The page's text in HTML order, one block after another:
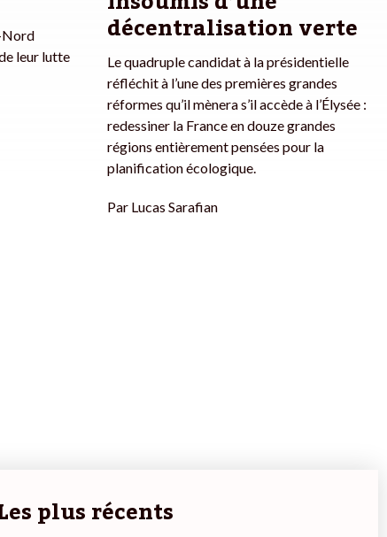
Nord
leur lutte
décentralisation verte
Le quadruple candidat à la présidentielle
réfléchit à l’une des premières grandes
réformes qu’il mènera s’il accède à l’Élysée :
redessiner la France en douze grandes
régions entièrement pensées pour la
planification écologique.
Par Lucas Sarafian
plus récents